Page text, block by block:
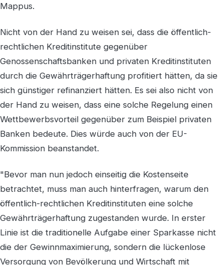
Mappus.
Nicht von der Hand zu weisen sei, dass die öffentlich-
rechtlichen Kreditinstitute gegenüber
Genossenschaftsbanken und privaten Kreditinstituten
durch die Gewährträgerhaftung profitiert hätten, da sie
sich günstiger refinanziert hätten. Es sei also nicht von
der Hand zu weisen, dass eine solche Regelung einen
Wettbewerbsvorteil gegenüber zum Beispiel privaten
Banken bedeute. Dies würde auch von der EU-
Kommission beanstandet.
"Bevor man nun jedoch einseitig die Kostenseite
betrachtet, muss man auch hinterfragen, warum den
öffentlich-rechtlichen Kreditinstituten eine solche
Gewährträgerhaftung zugestanden wurde. In erster
Linie ist die traditionelle Aufgabe einer Sparkasse nicht
die der Gewinnmaximierung, sondern die lückenlose
Versorgung von Bevölkerung und Wirtschaft mit